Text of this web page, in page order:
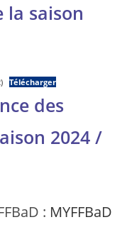
la saison
Télécharger
des
2024 /
: MYFFBaD